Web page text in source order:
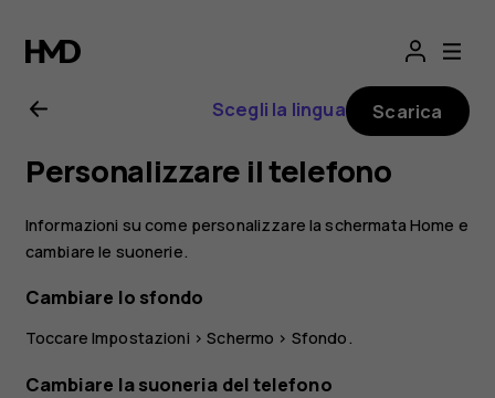
Manuale
d’uso
del
Nokia
8.1
Scegli la lingua Scarica
Personalizzare il telefono
Informazioni su come personalizzare la schermata Home e
cambiare le suonerie.
Cambiare lo sfondo
ToccareImpostazioni >Schermo > Sfondo.
Cambiare la suoneria del telefono